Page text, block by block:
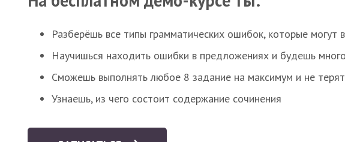
Разберёшь все типы грамматических ошибок, которые могут
Научишься находить ошибки в предложениях и будешь много
Сможешь выполнять любое 8 задание на максимум и не
Узнаешь, из чего состоит содержание сочинения